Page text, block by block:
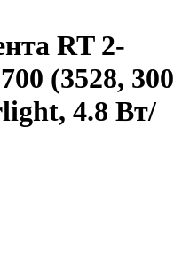
RT 2-
(3528, 300
4.8 Вт/